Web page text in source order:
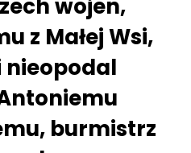
wojen,
z Małej Wsi,
nieopodal
burmistrz